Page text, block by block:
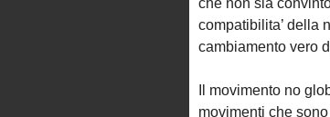
compatibilita’ della
cambiamento vero
Il movimento no
movimenti che